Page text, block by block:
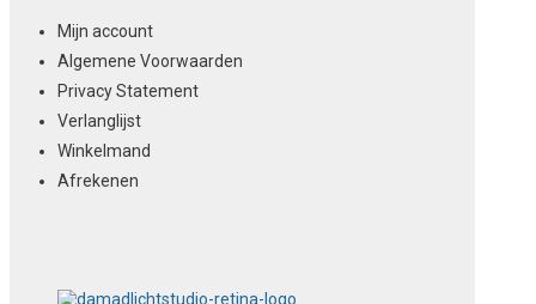
Mijn account
Algemene Voorwaarden
Privacy Statement
Verlanglijst
Winkelmand
Afrekenen